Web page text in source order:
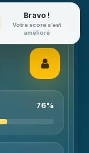
76%
Bravo !
Votre score s’est
amélioré